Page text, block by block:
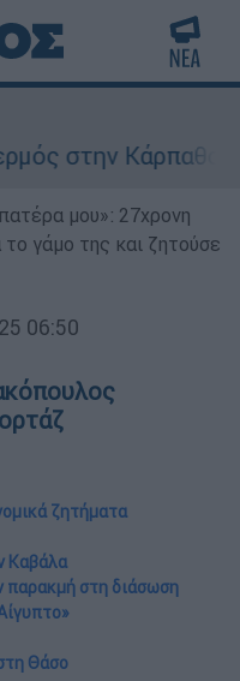
Κάρπαθο: Βρέθηκαν
μου»: 27χρονη
γάμο της και ζητούσε
06:50
ζητήματα
Καβάλα
παρακμή στη διάσωση
Θάσο